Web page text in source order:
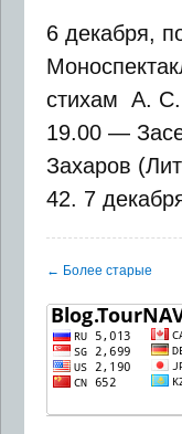
6 декабря,
стихам А. С.
19.00 —
Захаров
42. 7
← Более старые